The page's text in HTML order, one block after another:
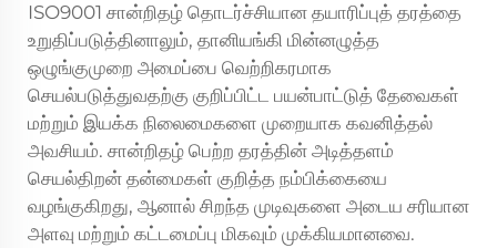
ISO9001 சான்றிதழ் தொடர்ச்சியான தயாரிப்புத் தரத்தை
உறுதிப்படுத்தினாலும், தானியங்கி மின்னழுத்த
ஒழுங்குமுறை அமைப்பை வெற்றிகரமாக
செயல்படுத்துவதற்கு குறிப்பிட்ட பயன்பாட்டுத் தேவைகள்
மற்றும் இயக்க நிலைமைகளை முறையாக கவனித்தல்
அவசியம். சான்றிதழ் பெற்ற தரத்தின் அடித்தளம்
செயல்திறன் தன்மைகள் குறித்த நம்பிக்கையை
வழங்குகிறது, ஆனால் சிறந்த முடிவுகளை அடைய சரியான
அளவு மற்றும் கட்டமைப்பு மிகவும் முக்கியமானவை.